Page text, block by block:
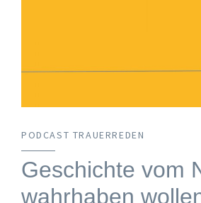
PODCAST TRAUERREDEN
Geschichte vom
wahrhaben